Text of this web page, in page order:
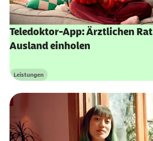
Teledoktor-App: Ärztlichen
Ausland einholen
Kategorie
Leistungen